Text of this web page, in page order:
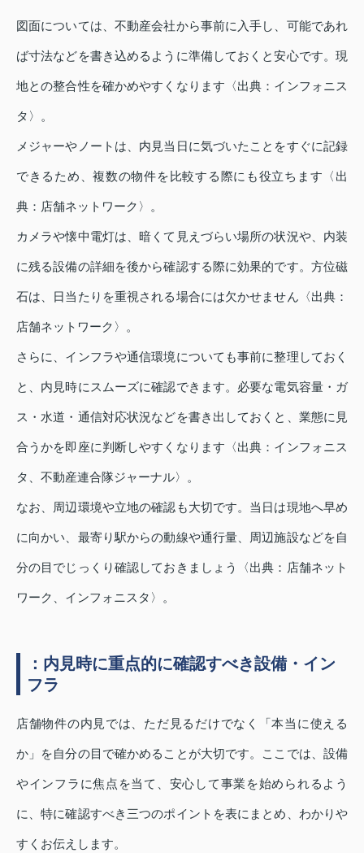
図面については、不動産会社から事前に入手し、可能であれ
ば寸法などを書き込めるように準備しておくと安心です。現
地との整合性を確かめやすくなります〈出典：インフォニス
タ〉。
メジャーやノートは、内見当日に気づいたことをすぐに記録
できるため、複数の物件を比較する際にも役立ちます〈出
典：店舗ネットワーク〉。
カメラや懐中電灯は、暗くて見えづらい場所の状況や、内装
に残る設備の詳細を後から確認する際に効果的です。方位磁
石は、日当たりを重視される場合には欠かせません〈出典：
店舗ネットワーク〉。
さらに、インフラや通信環境についても事前に整理しておく
と、内見時にスムーズに確認できます。必要な電気容量・ガ
ス・水道・通信対応状況などを書き出しておくと、業態に見
合うかを即座に判断しやすくなります〈出典：インフォニス
タ、不動産連合隊ジャーナル〉。
なお、周辺環境や立地の確認も大切です。当日は現地へ早め
に向かい、最寄り駅からの動線や通行量、周辺施設などを自
分の目でじっくり確認しておきましょう〈出典：店舗ネット
ワーク、インフォニスタ〉。
：内見時に重点的に確認すべき設備・イン
フラ
店舗物件の内見では、ただ見るだけでなく「本当に使える
か」を自分の目で確かめることが大切です。ここでは、設備
やインフラに焦点を当て、安心して事業を始められるよう
に、特に確認すべき三つのポイントを表にまとめ、わかりや
すくお伝えします。